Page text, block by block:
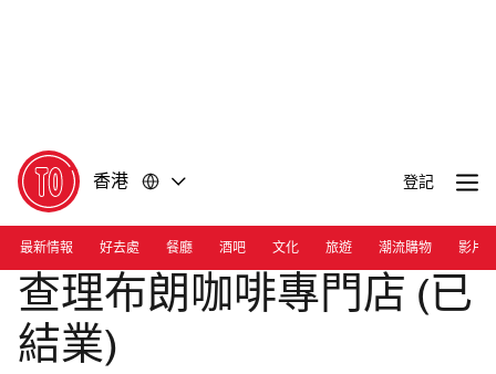
香港 登記
最新情報 好去處 餐廳 酒吧 文化 旅遊 潮流購物 影片
查理布朗咖啡專門店 (已
結業)